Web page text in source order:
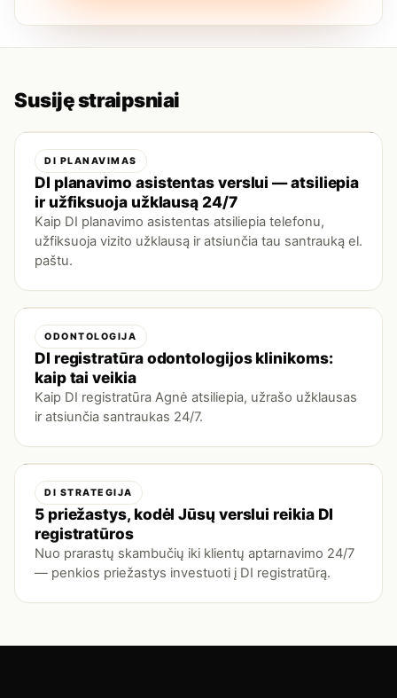
Susiję straipsniai
DI PLANAVIMAS
DI planavimo asistentas verslui — atsiliepia
ir užfiksuoja užklausą 24/7
Kaip DI planavimo asistentas atsiliepia telefonu,
užfiksuoja vizito užklausą ir atsiunčia tau santrauką el.
paštu.
ODONTOLOGIJA
DI registratūra odontologijos klinikoms:
kaip tai veikia
Kaip DI registratūra Agnė atsiliepia, užrašo užklausas
ir atsiunčia santraukas 24/7.
DI STRATEGIJA
5 priežastys, kodėl Jūsų verslui reikia DI
registratūros
Nuo prarastų skambučių iki klientų aptarnavimo 24/7
— penkios priežastys investuoti į DI registratūrą.